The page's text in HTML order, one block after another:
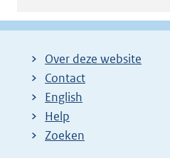
Over deze website
Contact
English
Help
Zoeken